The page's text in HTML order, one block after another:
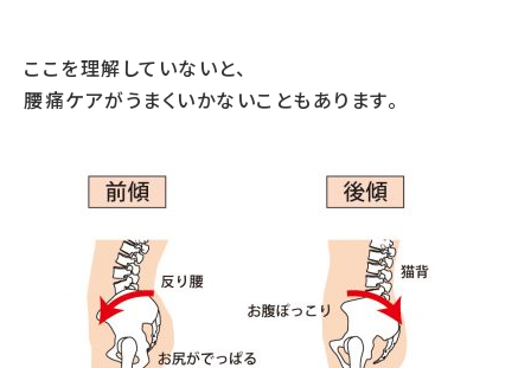
ここを理解していないと、
腰痛ケアがうまくいかないこともあります。